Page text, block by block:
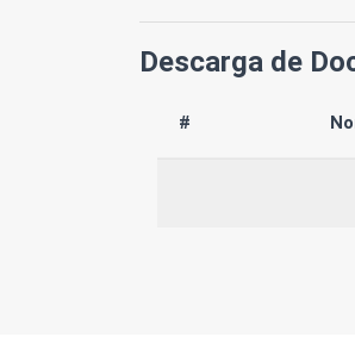
Descarga de
#